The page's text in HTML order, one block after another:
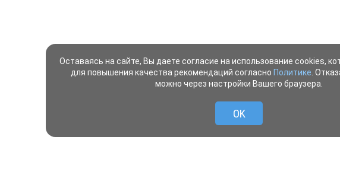
Оставаясь на сайте, Вы даете согласие на использование cookies,
для повышения качества рекомендаций согласно Политике .
можно через настройки Вашего браузера.
OK